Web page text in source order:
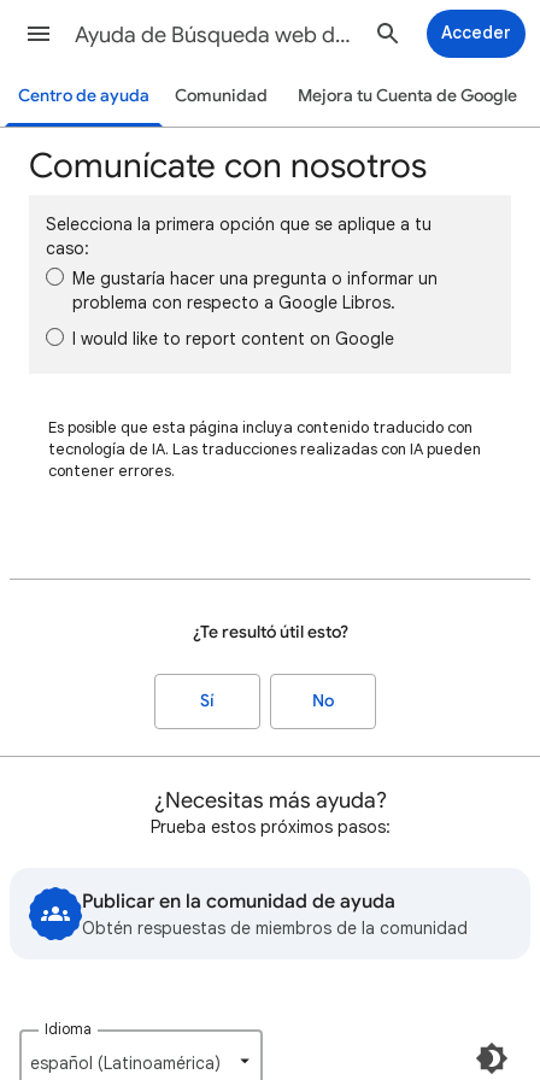
Ayuda de Búsqueda web de Google Acceder
Centro de ayuda Comunidad Mejora tu Cuenta de Google
Comunícate con nosotros
Selecciona la primera opción que se aplique a tu
caso:
Me gustaría hacer una pregunta o informar un
problema con respecto a Google Libros.
I would like to report content on Google
Es posible que esta página incluya contenido traducido con
tecnología de IA. Las traducciones realizadas con IA pueden
contener errores.
¿Te resultó útil esto?
Sí No
¿Necesitas más ayuda?
Prueba estos próximos pasos:
Publicar en la comunidad de ayuda
Obtén respuestas de miembros de la comunidad
Idioma
español (Latinoamérica)‎